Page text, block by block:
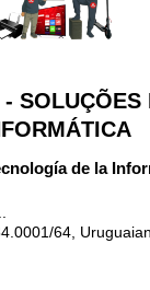
- SOLUÇÕES
de la
64,